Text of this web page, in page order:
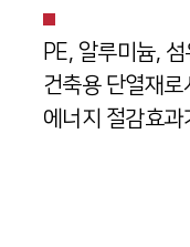
PE, 알루미늄,
건축용 단열재
에너지 절감효